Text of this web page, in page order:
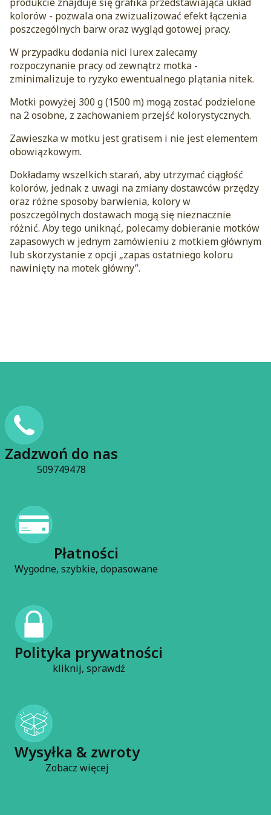
kolorów - pozwala ona zwizualizować efekt łączenia
poszczególnych barw oraz wygląd gotowej pracy.
W przypadku dodania nici lurex zalecamy
rozpoczynanie pracy od zewnątrz motka -
zminimalizuje to ryzyko ewentualnego plątania nitek.
Motki powyżej 300 g (1500 m) mogą zostać podzielone
na 2 osobne, z zachowaniem przejść kolorystycznych.
Zawieszka w motku jest gratisem i nie jest elementem
obowiązkowym.
Dokładamy wszelkich starań, aby utrzymać ciągłość
kolorów, jednak z uwagi na zmiany dostawców przędzy
oraz różne sposoby barwienia, kolory w
poszczególnych dostawach mogą się nieznacznie
różnić. Aby tego uniknąć, polecamy dobieranie motków
zapasowych w jednym zamówieniu z motkiem głównym
lub skorzystanie z opcji „zapas ostatniego koloru
nawinięty na motek główny”.
Zadzwoń do nas
509749478
Płatności
Wygodne, szybkie, dopasowane
Polityka prywatności
kliknij, sprawdź
Wysyłka & zwroty
Zobacz więcej